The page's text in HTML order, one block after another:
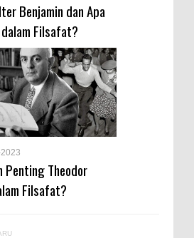
Benjamin dan Apa
Filsafat?
Penting Theodor
Filsafat?